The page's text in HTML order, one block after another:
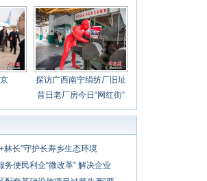
探访广西南宁绢纺厂旧址
昔日老厂房今日“网红街”
林长”守护长寿乡生态环境
务便民利企“微改革” 解决企业